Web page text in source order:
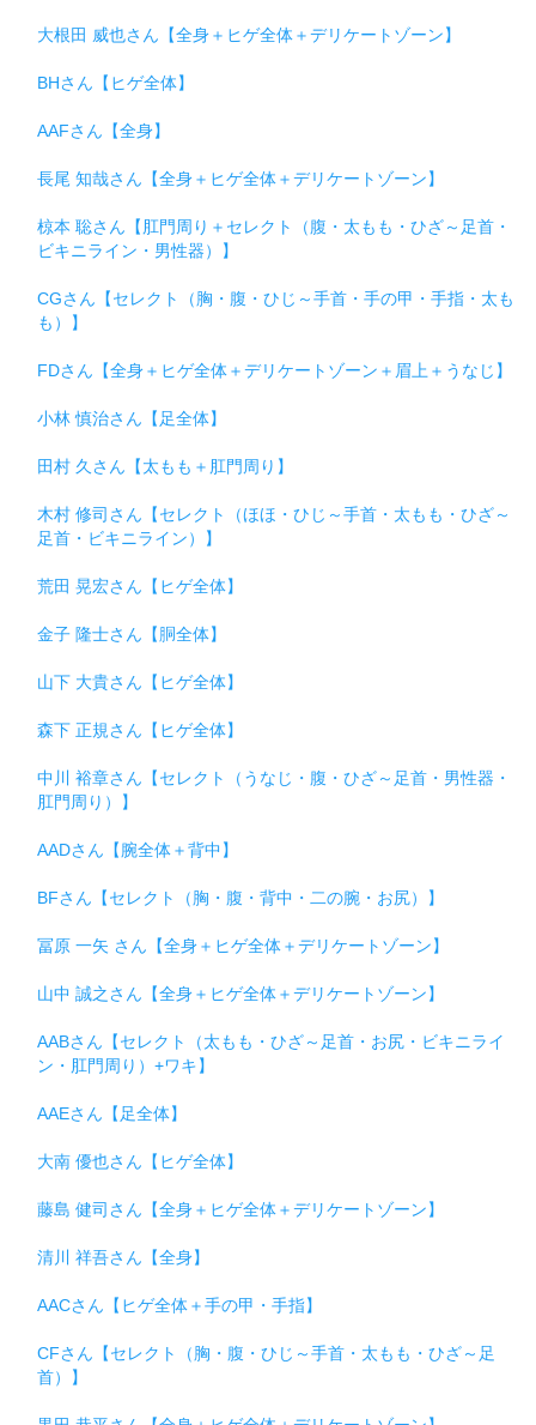
大根田 威也さん【全身＋ヒゲ全体＋デリケートゾーン】
BHさん【ヒゲ全体】
AAFさん【全身】
長尾 知哉さん【全身＋ヒゲ全体＋デリケートゾーン】
椋本 聡さん【肛門周り＋セレクト（腹・太もも・ひざ～足首・
ビキニライン・男性器）】
CGさん【セレクト（胸・腹・ひじ～手首・手の甲・手指・太も
も）】
FDさん【全身＋ヒゲ全体＋デリケートゾーン＋眉上＋うなじ】
小林 慎治さん【足全体】
田村 久さん【太もも＋肛門周り】
木村 修司さん【セレクト（ほほ・ひじ～手首・太もも・ひざ～
足首・ビキニライン）】
荒田 晃宏さん【ヒゲ全体】
金子 隆士さん【胴全体】
山下 大貴さん【ヒゲ全体】
森下 正規さん【ヒゲ全体】
中川 裕章さん【セレクト（うなじ・腹・ひざ～足首・男性器・
肛門周り）】
AADさん【腕全体＋背中】
BFさん【セレクト（胸・腹・背中・二の腕・お尻）】
冨原 一矢 さん【全身＋ヒゲ全体＋デリケートゾーン】
山中 誠之さん【全身＋ヒゲ全体＋デリケートゾーン】
AABさん【セレクト（太もも・ひざ～足首・お尻・ビキニライ
ン・肛門周り）+ワキ】
AAEさん【足全体】
大南 優也さん【ヒゲ全体】
藤島 健司さん【全身＋ヒゲ全体＋デリケートゾーン】
清川 祥吾さん【全身】
AACさん【ヒゲ全体＋手の甲・手指】
CFさん【セレクト（胸・腹・ひじ～手首・太もも・ひざ～足
首）】